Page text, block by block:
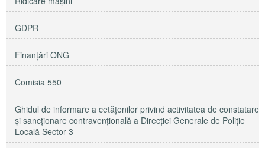
GDPR
Finanțări ONG
Comisia 550
Ghidul de informare a cetățenilor privind activitatea de constatare
și sancționare contravențională a Direcției Generale de Poliție
Locală Sector 3